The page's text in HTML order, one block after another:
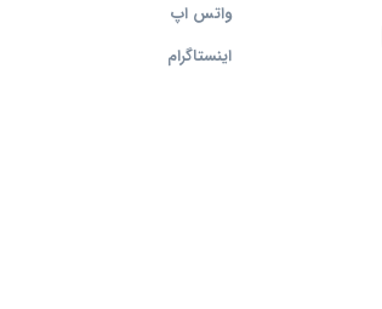
واتس اپ
اینستاگرام